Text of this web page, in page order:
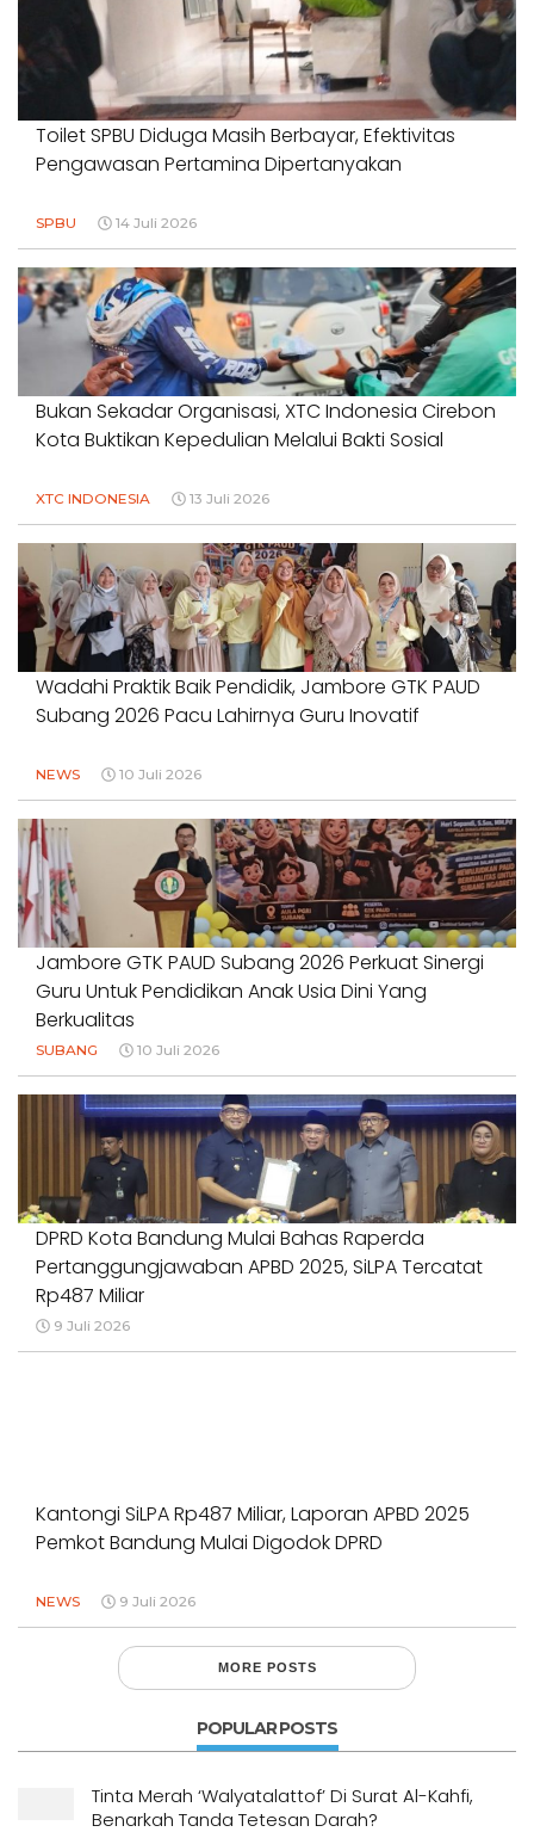
Toilet SPBU Diduga Masih Berbayar, Efektivitas
Pengawasan Pertamina Dipertanyakan
SPBU 14 Juli 2026
Bukan Sekadar Organisasi, XTC Indonesia Cirebon
Kota Buktikan Kepedulian Melalui Bakti Sosial
XTC INDONESIA 13 Juli 2026
Wadahi Praktik Baik Pendidik, Jambore GTK PAUD
Subang 2026 Pacu Lahirnya Guru Inovatif
NEWS 10 Juli 2026
Jambore GTK PAUD Subang 2026 Perkuat Sinergi
Guru Untuk Pendidikan Anak Usia Dini Yang
Berkualitas
SUBANG 10 Juli 2026
DPRD Kota Bandung Mulai Bahas Raperda
Pertanggungjawaban APBD 2025, SiLPA Tercatat
Rp487 Miliar
9 Juli 2026
Kantongi SiLPA Rp487 Miliar, Laporan APBD 2025
Pemkot Bandung Mulai Digodok DPRD
NEWS 9 Juli 2026
MORE POSTS
POPULAR POSTS
Tinta Merah ‘Walyatalattof’ Di Surat Al-Kahfi,
Benarkah Tanda Tetesan Darah?